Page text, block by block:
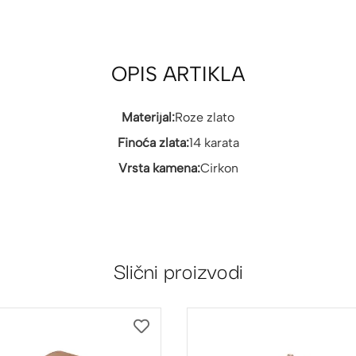
OPIS ARTIKLA
Materijal:Roze zlato
Finoća zlata:14 karata
Vrsta kamena:Cirkon
Slični proizvodi